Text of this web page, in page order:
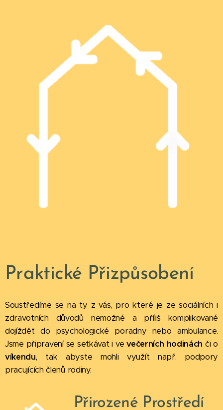
Praktické Přizpůsobení
Soustředíme se na ty z vás, pro které je ze sociálních i
zdravotních důvodů nemožné a příliš komplikované
dojíždět do psychologické poradny nebo ambulance.
Jsme připravení se setkávat i vevečerních hodinách či o
víkendu, tak abyste mohli využít např. podpory
pracujících členů rodiny.
Přirozené Prostředí